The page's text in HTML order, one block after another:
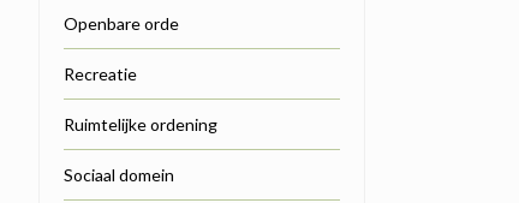
Openbare orde
Recreatie
Ruimtelijke ordening
Sociaal domein